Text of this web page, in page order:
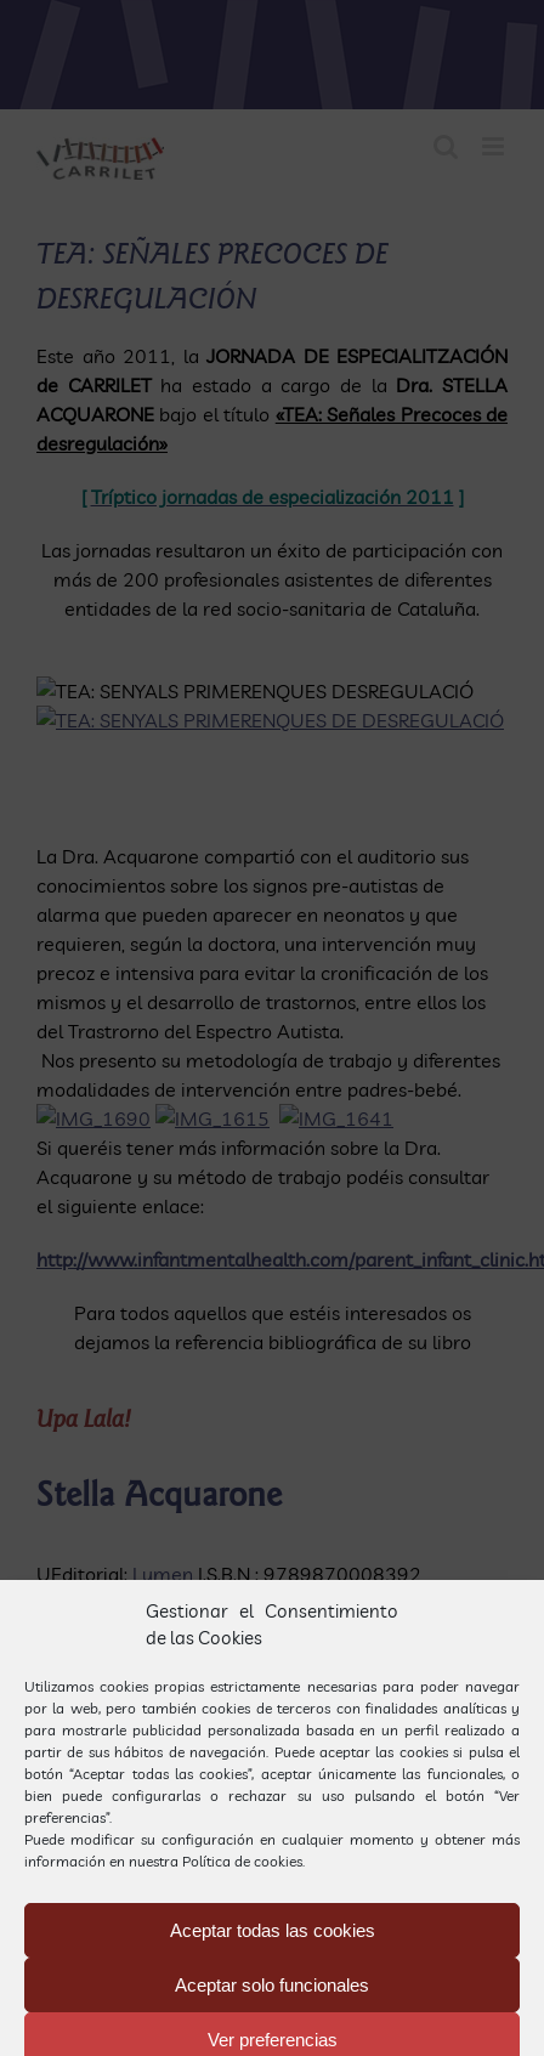
Gestionar el Consentimiento
de las Cookies
Utilizamos cookies propias estrictamente necesarias para poder navegar
por la web, pero también cookies de terceros con finalidades analíticas y
para mostrarle publicidad personalizada basada en un perfil realizado a
partir de sus hábitos de navegación. Puede aceptar las cookies si pulsa el
botón “Aceptar todas las cookies”, aceptar únicamente las funcionales, o
bien puede configurarlas o rechazar su uso pulsando el botón “Ver
preferencias”.
Puede modificar su configuración en cualquier momento y obtener más
información en nuestra Política de cookies.
Aceptar todas las cookies
Aceptar solo funcionales
Ver preferencias
TEA: SEÑALES PRECOCES DE
DESREGULACIÓN
Este año 2011, la JORNADA DE ESPECIALITZACIÓN
de CARRILET ha estado a cargo de la Dra. STELLA
ACQUARONE bajo el título «TEA: Señales Precoces de
desregulación»
[Tríptico jornadas de especialización 2011 ]
Las jornadas resultaron un éxito de participación con
más de 200 profesionales asistentes de diferentes
entidades de la red socio-sanitaria de Cataluña.
La Dra. Acquarone compartió con el auditorio sus
conocimientos sobre los signos pre-autistas de
alarma que pueden aparecer en neonatos y que
requieren, según la doctora, una intervención muy
precoz e intensiva para evitar la cronificación de los
mismos y el desarrollo de trastornos, entre ellos los
del Trastrorno del Espectro Autista.
Nos presento su metodología de trabajo y diferentes
modalidades de intervención entre padres-bebé.
Si queréis tener más información sobre la Dra.
Acquarone y su método de trabajo podéis consultar
el siguiente enlace:
http://www.infantmentalhealth.com/
Para todos aquellos que estéis interesados os
dejamos la referencia bibliográfica de su libro
Upa Lala!
Stella Acquarone
UEditorial:Lumen I.S.B.N : 9789870008392
Si queréis recibir información sobre
actividades formativas del Centro Carrilet,
no lo dudéis, enviar vuestros datos e
formacio@carrilet.og